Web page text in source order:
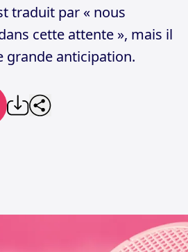
traduit par « nous
cette attente », mais il
grande anticipation.